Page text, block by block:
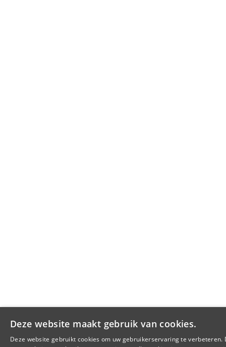
Deze website maakt gebruik van cookies.
Deze website gebruikt cookies om uw gebruikerservaring te verbeteren.